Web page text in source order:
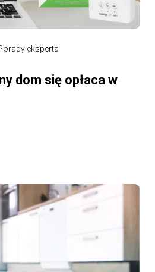
eksperta
dom się opłaca w